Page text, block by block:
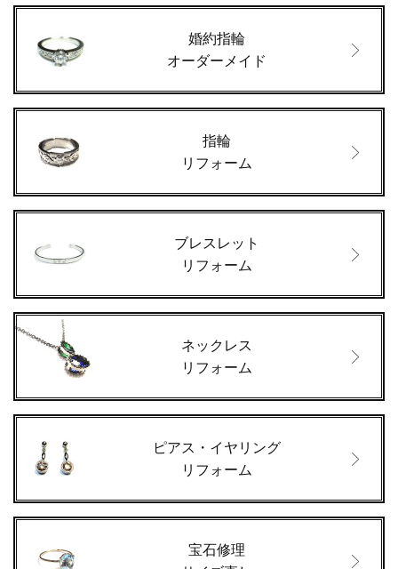
婚約指輪
オーダーメイド
指輪
リフォーム
ブレスレット
リフォーム
ネックレス
リフォーム
ピアス・イヤリング
リフォーム
宝石修理